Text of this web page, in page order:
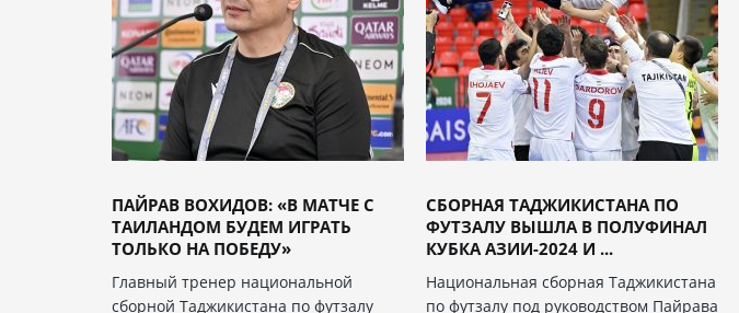
ПАЙРАВ ВОХИДОВ: «В МАТЧЕ С
ТАИЛАНДОМ БУДЕМ ИГРАТЬ
ТОЛЬКО НА ПОБЕДУ»
Главный тренер национальной
сборной Таджикистана по футзалу
СБОРНАЯ ТАДЖИКИСТАНА ПО
ФУТЗАЛУ ВЫШЛА В ПОЛУФИНАЛ
КУБКА АЗИИ-2024 И ...
Национальная сборная Таджикистана
по футзалу под руководством Пайрава